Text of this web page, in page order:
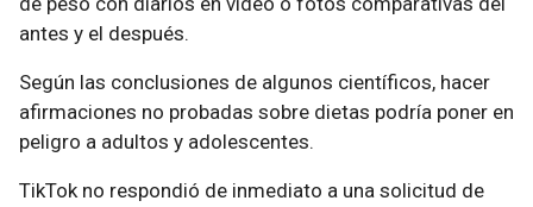
antes y el después.
Según las conclusiones de algunos científicos, hacer
afirmaciones no probadas sobre dietas podría poner en
peligro a adultos y adolescentes.
TikTok no respondió de inmediato a una solicitud de